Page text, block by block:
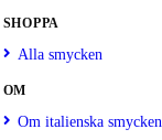
SHOPPA
Alla smycken
OM
Om italienska smycken